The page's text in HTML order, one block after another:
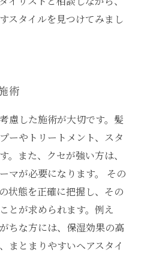
スタイルを見つけてみまし
術
慮した施術が大切です。髪
ーやトリートメント、スタ
。また、クセが強い方は、
マが必要になります。 その
状態を正確に把握し、その
とが求められます。例え
ちな方には、保湿効果の高
まとまりやすいヘアスタイ